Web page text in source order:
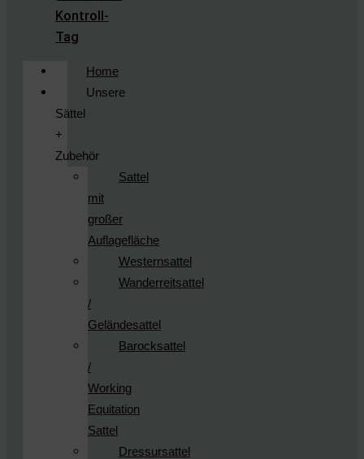
Kontroll-
Tag
Home
Unsere
Sättel
+
Zubehör
Sattel
mit
großer
Auflagefläche
Westernsattel
Wanderreitsattel
/
Geländesattel
Barocksattel
/
Working
Equitation
Sattel
Dressursattel